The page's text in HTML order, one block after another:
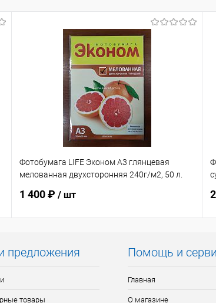
Фотобумага LIFE Эконом А3 глянцевая
мелованная двухсторонняя 240г/м2, 50 л.
1 400 ₽ / шт
предложения
товары
Помощь и
Главная
О магазине